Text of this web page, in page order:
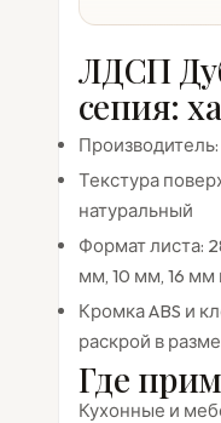
ЛДСП
сепия:
Текстура
натуральный
Формат листа:
мм, 10 мм, 16 мм
Кромка ABS и
раскрой в
Где
Кухонные и